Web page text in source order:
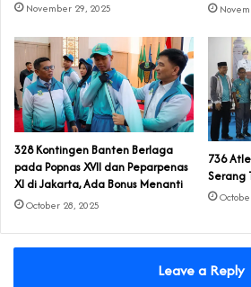
November 29, 2025
328 Kontingen Banten Berlaga
pada Popnas XVII dan Peparpenas
XI di Jakarta‎, Ada Bonus Menanti
October 28, 2025
‎736
Serang
Leave a Reply